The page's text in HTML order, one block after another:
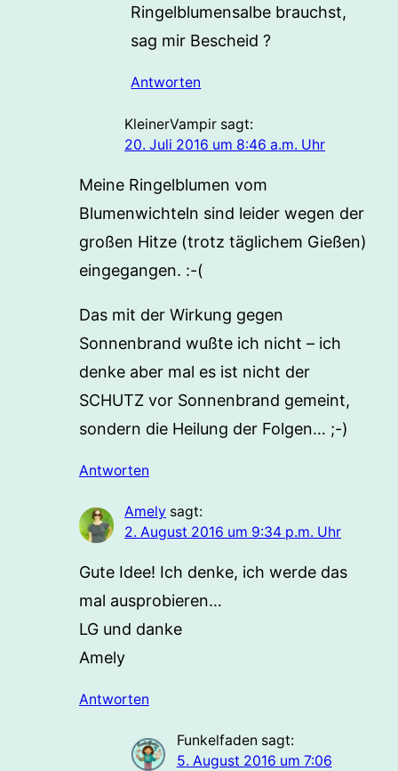
Ringelblumensalbe brauchst,
sag mir Bescheid ?
Antworten
KleinerVampir sagt:
20. Juli 2016 um 8:46 a.m. Uhr
Meine Ringelblumen vom
Blumenwichteln sind leider wegen der
großen Hitze (trotz täglichem Gießen)
eingegangen. :-(
Das mit der Wirkung gegen
Sonnenbrand wußte ich nicht – ich
denke aber mal es ist nicht der
SCHUTZ vor Sonnenbrand gemeint,
sondern die Heilung der Folgen… ;-)
Antworten
Amely sagt:
2. August 2016 um 9:34 p.m. Uhr
Gute Idee! Ich denke, ich werde das
mal ausprobieren…
LG und danke
Amely
Antworten
Funkelfaden sagt:
5. August 2016 um 7:06